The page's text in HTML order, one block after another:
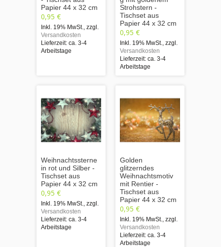
Papier 44 x 32 cm
0,95 €
Inkl. 19% MwSt. zzgl.
Versandkosten
Lieferzeit: ca. 3-4
Arbeitstage
Strohstern -
Tischset aus
Papier 44 x 32 cm
0,95 €
Inkl. 19% MwSt. zzgl.
Versandkosten
Lieferzeit: ca. 3-4
Arbeitstage
Weihnachtssterne
in rot und Silber -
Tischset aus
Papier 44 x 32 cm
0,95 €
Inkl. 19% MwSt. zzgl.
Versandkosten
Lieferzeit: ca. 3-4
Arbeitstage
Golden
glitzerndes
Weihnachtsmotiv
mit Rentier -
Tischset aus
Papier 44 x 32 cm
0,95 €
Inkl. 19% MwSt. zzgl.
Versandkosten
Lieferzeit: ca. 3-4
Arbeitstage